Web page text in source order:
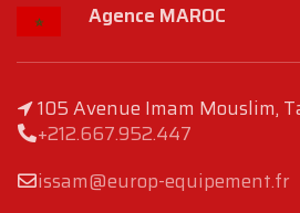
Agence MAROC
105 Avenue Imam Mouslim,
+212.667.952.447
issam@europ-equipement.fr